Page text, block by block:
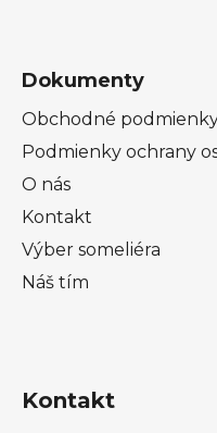
Dokumenty
Obchodné
Podmienky ochrany
O nás
Kontakt
Výber someliéra
Náš tím
Kontakt